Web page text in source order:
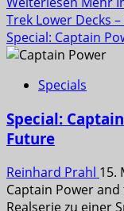
Trek Lower Decks –
Special: Captain
Specials
Special:
Future
Reinhard Prahl 15.
Captain Power
Realserie zu einer